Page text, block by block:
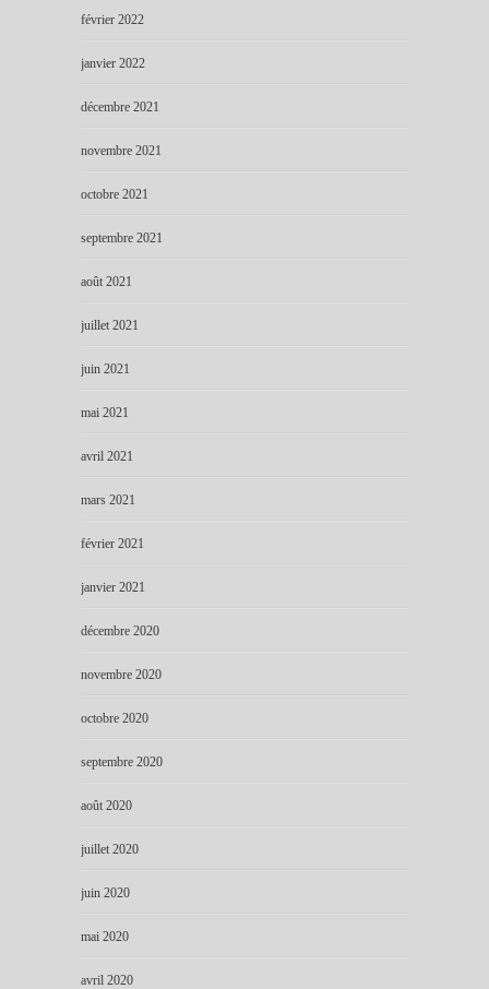
février 2022
janvier 2022
décembre 2021
novembre 2021
octobre 2021
septembre 2021
août 2021
juillet 2021
juin 2021
mai 2021
avril 2021
mars 2021
février 2021
janvier 2021
décembre 2020
novembre 2020
octobre 2020
septembre 2020
août 2020
juillet 2020
juin 2020
mai 2020
avril 2020